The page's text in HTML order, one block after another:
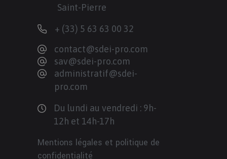
Saint-Pierre
+ (33) 5 63 63 00 32
contact@sdei-pro.com
sav@sdei-pro.com
administratif@sdei-
pro.com
Du lundi au vendredi : 9h-
12h et 14h-17h
Mentions légales et politique de
confidentialité